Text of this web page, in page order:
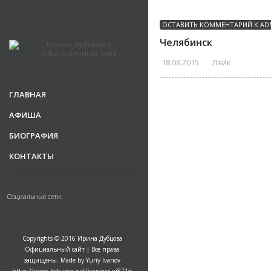
ГЛАВНАЯ
АФИША
БИОГРАФИЯ
КОНТАКТЫ
Социальные сети:
Copyrights © 2016 Ирина Дубцова
Официальный сайт | Все права
защищены. Made by Yuriy Ivanov
ОСТАВИТЬ КОММЕНТАРИЙ К
Челябинск
18.08.2015 Лайк